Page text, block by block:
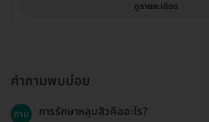
ดูรายละเอียด
คำถามพบบ่อย
ถาม การรักษาหลุมสิวคืออะไร?